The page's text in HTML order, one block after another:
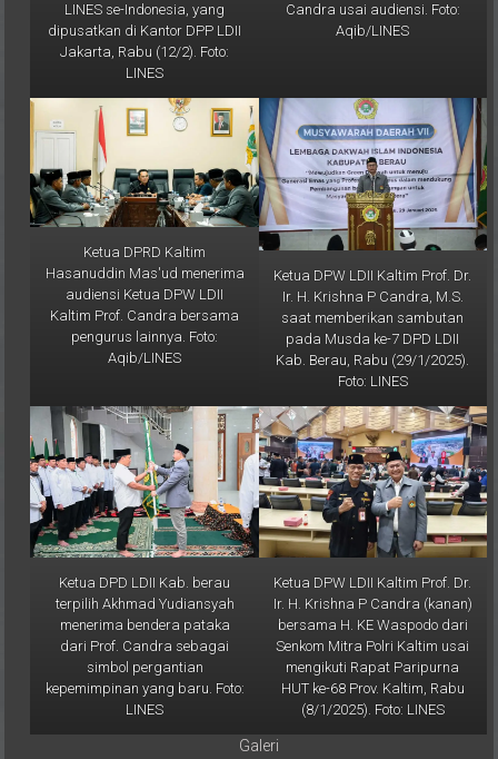
LINES se-Indonesia, yang
dipusatkan di Kantor DPP LDII
Jakarta, Rabu (12/2). Foto:
LINES
Candra usai audiensi. Foto:
Aqib/LINES
Ketua DPRD Kaltim
Hasanuddin Mas'ud menerima
audiensi Ketua DPW LDII
Kaltim Prof. Candra bersama
pengurus lainnya. Foto:
Aqib/LINES
Ketua DPW LDII Kaltim Prof. Dr.
Ir. H. Krishna P Candra, M.S.
saat memberikan sambutan
pada Musda ke-7 DPD LDII
Kab. Berau, Rabu (29/1/2025).
Foto: LINES
Ketua DPD LDII Kab. berau
terpilih Akhmad Yudiansyah
menerima bendera pataka
dari Prof. Candra sebagai
simbol pergantian
kepemimpinan yang baru. Foto:
LINES
Ketua DPW LDII Kaltim Prof. Dr.
Ir. H. Krishna P Candra (kanan)
bersama H. KE Waspodo dari
Senkom Mitra Polri Kaltim usai
mengikuti Rapat Paripurna
HUT ke-68 Prov. Kaltim, Rabu
(8/1/2025). Foto: LINES
Galeri